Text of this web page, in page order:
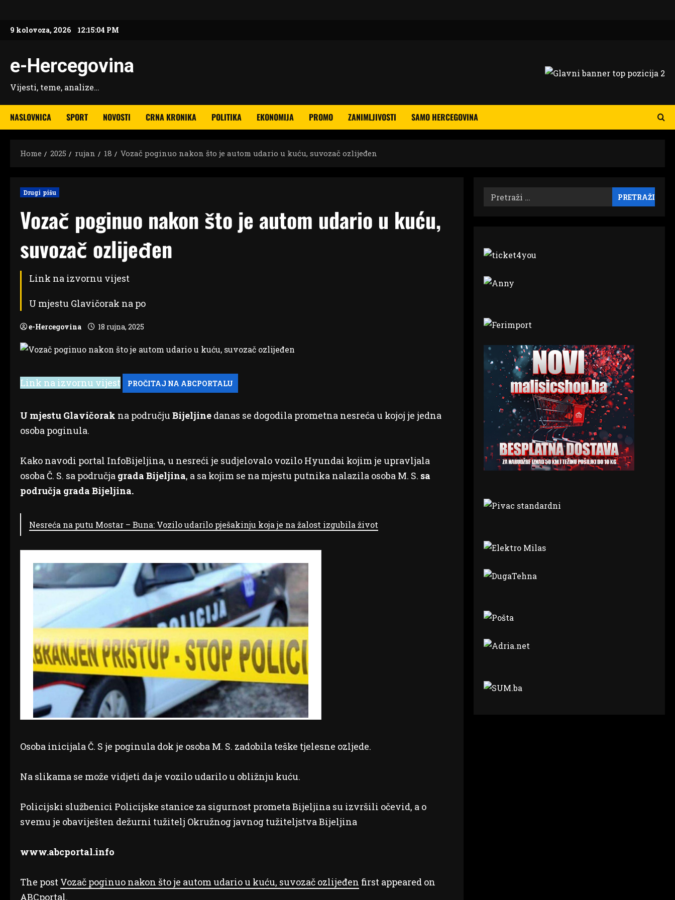
content
9 kolovoza, 2026 12:15:05 PM
e-Hercegovina
Vijesti, teme, analize…
NASLOVNICA SPORT NOVOSTI CRNA KRONIKA POLITIKA EKONOMIJA PROMO ZANIMLJIVOSTI SAMO HERCEGOVINA
Home 2025 rujan 18 Vozač poginuo nakon što je autom udario u kuću, suvozač ozlijeđen
Drugi pišu
Vozač poginuo nakon što je autom udario u kuću,
suvozač ozlijeđen
Link na izvornu vijest
U mjestu Glavičorak na po
e-Hercegovina 18 rujna, 2025
Link na izvornu vijest
U mjestu Glavičorak na području Bijeljine danas se dogodila prometna nesreća u kojoj je jedna
osoba poginula.
Kako navodi portal InfoBijeljina, u nesreći je sudjelovalo vozilo Hyundai kojim je upravljala
osoba Č. S. sa područja grada Bijeljina, a sa kojim se na mjestu putnika nalazila osoba M. S. sa
područja grada Bijeljina.
Nesreća na putu Mostar – Buna: Vozilo udarilo pješakinju koja je na žalost izgubila život
Osoba inicijala Č. S je poginula dok je osoba M. S. zadobila teške tjelesne ozljede.
Na slikama se može vidjeti da je vozilo udarilo u obližnju kuću.
Policijski službenici Policijske stanice za sigurnost prometa Bijeljina su izvršili očevid, a o
svemu je obaviješten dežurni tužitelj Okružnog javnog tužiteljstva Bijeljina
www.abcportal.info
The post Vozač poginuo nakon što je autom udario u kuću, suvozač ozlijeđen first appeared on
ABCportal.
Pretraži: